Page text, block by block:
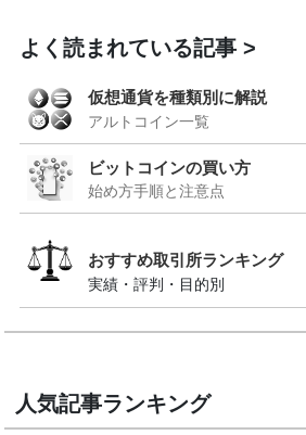
よく読まれている記事
仮想通貨を種類別に解説
アルトコイン一覧
ビットコインの買い方
始め方手順と注意点
おすすめ取引所ランキング
実績・評判・目的別
人気記事ランキング